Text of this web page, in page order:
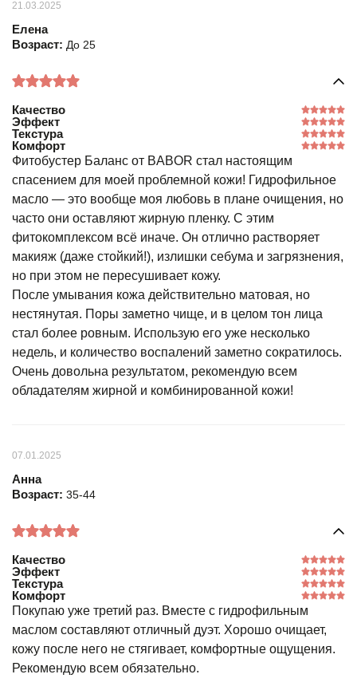
21.03.2025
Елена
Возраст: До 25
Качество
Эффект
Текстура
Комфорт
Фитобустер Баланс от BABOR стал настоящим
спасением для моей проблемной кожи! Гидрофильное
масло — это вообще моя любовь в плане очищения, но
часто они оставляют жирную пленку. С этим
фитокомплексом всё иначе. Он отлично растворяет
макияж (даже стойкий!), излишки себума и загрязнения,
но при этом не пересушивает кожу.
После умывания кожа действительно матовая, но
нестянутая. Поры заметно чище, и в целом тон лица
стал более ровным. Использую его уже несколько
недель, и количество воспалений заметно сократилось.
Очень довольна результатом, рекомендую всем
обладателям жирной и комбинированной кожи!
07.01.2025
Анна
Возраст: 35-44
Качество
Эффект
Текстура
Комфорт
Покупаю уже третий раз. Вместе с гидрофильным
маслом составляют отличный дуэт. Хорошо очищает,
кожу после него не стягивает, комфортные ощущения.
Рекомендую всем обязательно.